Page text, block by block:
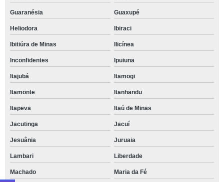
Guaranésia Guaxupé
Heliodora Ibiraci
Ibitiúra de Minas Ilicínea
Inconfidentes Ipuiuna
Itajubá Itamogi
Itamonte Itanhandu
Itapeva Itaú de Minas
Jacutinga Jacuí
Jesuânia Juruaia
Lambari Liberdade
Machado Maria da Fé